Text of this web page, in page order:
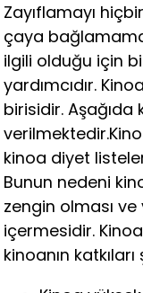
Zayıflamayı
çaya
ilgili olduğu için
yardımcıdır.
birisidir. Aşağıda
kinoa diyet
Bunun nedeni
zengin olması
içermesidir.
kinoanın